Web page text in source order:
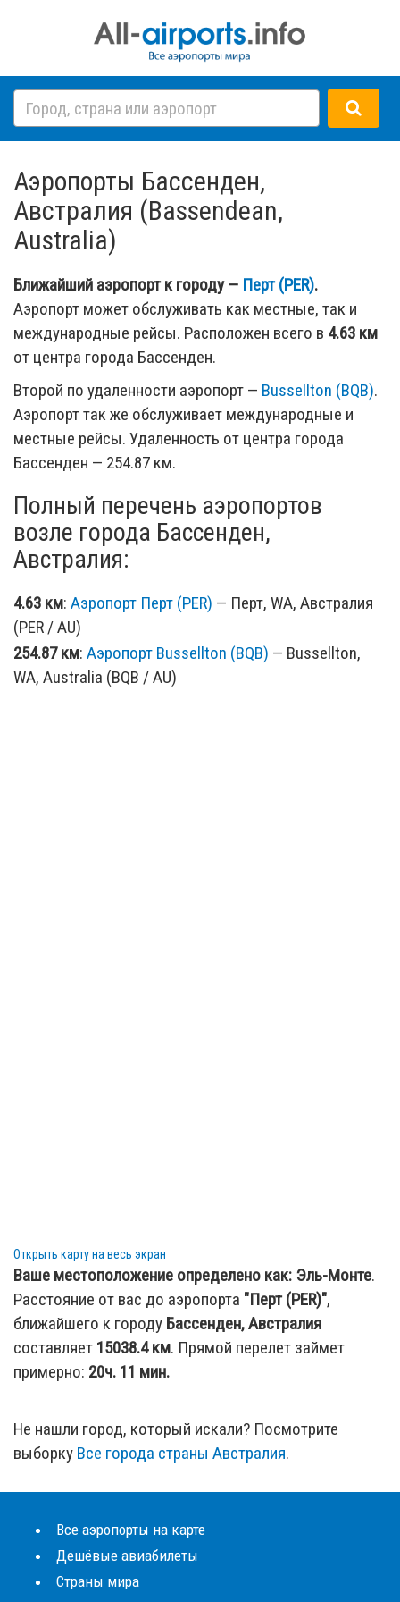
Аэропорты Бассенден,
Австралия (Bassendean,
Australia)
Ближайший аэропорт к городу — Перт (PER).
Аэропорт может обслуживать как местные, так и
международные рейсы. Расположен всего в 4.63 км
от центра города Бассенден.
Второй по удаленности аэропорт — Bussellton (BQB).
Аэропорт так же обслуживает международные и
местные рейсы. Удаленность от центра города
Бассенден — 254.87 км.
Полный перечень аэропортов
возле города Бассенден,
Австралия:
4.63 км: Аэропорт Перт (PER) — Перт, WA, Австралия
(PER / AU)
254.87 км: Аэропорт Bussellton (BQB) — Bussellton,
WA, Australia (BQB / AU)
Открыть карту на весь экран
Ваше местоположение определено как: Эль-Монте.
Расстояние от вас до аэропорта "Перт (PER)",
ближайшего к городу Бассенден, Австралия
составляет 15038.4км. Прямой перелет займет
примерно: 20ч. 11 мин.
Не нашли город, который искали? Посмотрите
выборку Все города страны Австралия.
Все аэропорты на карте
Дешёвые авиабилеты
Страны мира